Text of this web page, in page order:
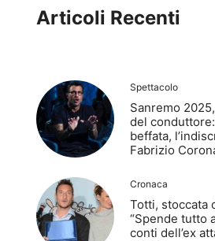
Articoli Recenti
Spettacolo
Sanremo
del
beffata,
Fabrizio
Cronaca
Totti, stoccata
“Spende tutto
conti dell’ex